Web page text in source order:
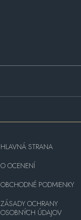
HLAVNÁ STRANA
O OCENENÍ
OBCHODNÉ PODMIENKY
ZÁSADY OCHRANY
OSOBNÝCH ÚDAJOV